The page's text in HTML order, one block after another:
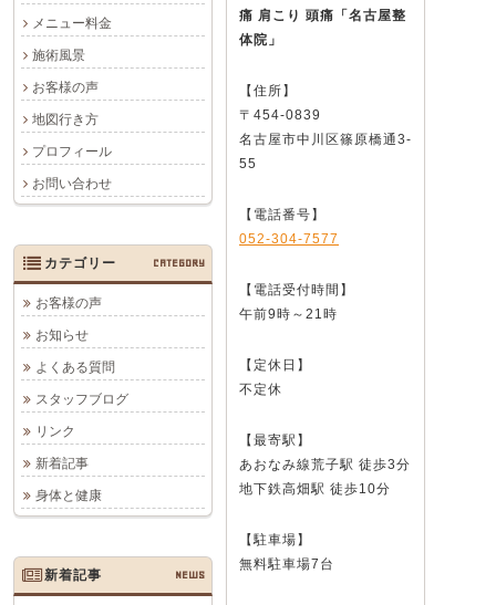
メニュー料金
施術風景
お客様の声
地図行き方
プロフィール
お問い合わせ
痛 肩こり 頭痛 「名古屋整
体院」
【住所】
〒454-0839
名古屋市中川区篠原橋通3-
55
【電話番号】
052-304-7577
【電話受付時間】
午前9時～21時
【定休日】
不定休
【最寄駅】
あおなみ線荒子駅 徒歩3分
地下鉄高畑駅 徒歩10分
【駐車場】
無料駐車場7台
カテゴリー CATEGORY
お客様の声
お知らせ
よくある質問
スタッフブログ
リンク
新着記事
身体と健康
新着記事 NEWS